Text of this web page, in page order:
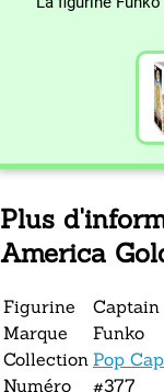
Plus
America
Figurine
Marque
Funko
Collection Pop
Numéro
#377